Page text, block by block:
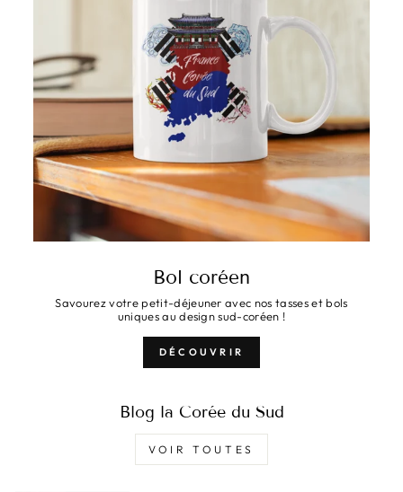
Bol coréen
Savourez votre petit-déjeuner avec nos tasses et bols
uniques au design sud-coréen !
DÉCOUVRIR
Blog la Corée du Sud
VOIR TOUTES